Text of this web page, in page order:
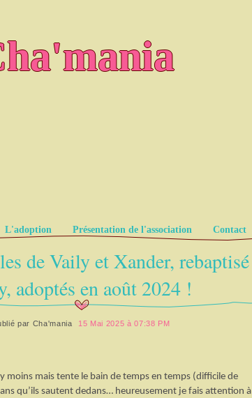
L'adoption Présentation de l'association Contact
de Vaily et Xander, rebaptisé
adoptés en août 2024 !
par Cha'mania 15 Mai 2025 à 07:38 PM
moins mais tente le bain de temps en temps (difficile de
qu’ils sautent dedans… heureusement je fais attention à